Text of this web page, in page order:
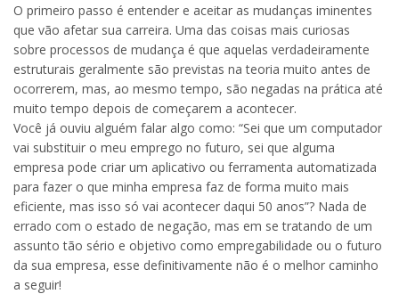
O primeiro passo é entender e aceitar as mudanças iminentes
que vão afetar sua carreira. Uma das coisas mais curiosas
sobre processos de mudança é que aquelas verdadeiramente
estruturais geralmente são previstas na teoria muito antes de
ocorrerem, mas, ao mesmo tempo, são negadas na prática até
muito tempo depois de começarem a acontecer.
Você já ouviu alguém falar algo como: “Sei que um computador
vai substituir o meu emprego no futuro, sei que alguma
empresa pode criar um aplicativo ou ferramenta automatizada
para fazer o que minha empresa faz de forma muito mais
eficiente, mas isso só vai acontecer daqui 50 anos”? Nada de
errado com o estado de negação, mas em se tratando de um
assunto tão sério e objetivo como empregabilidade ou o futuro
da sua empresa, esse definitivamente não é o melhor caminho
a seguir!